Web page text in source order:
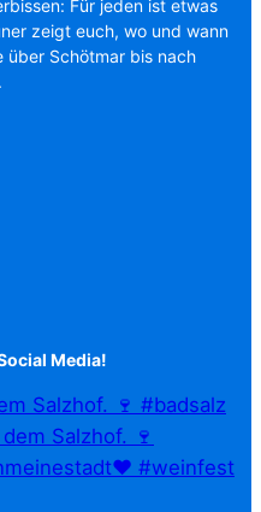
Für jeden ist etwas
zeigt euch, wo und wann
über Schötmar bis nach
Media!
Salzhof. 🍷 #badsalz